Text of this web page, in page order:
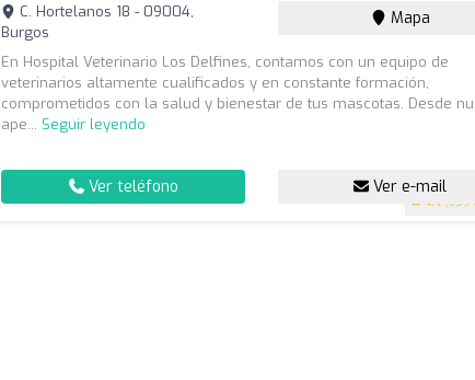
4.4 (359
C. Hortelanos 18 - 09004,
Burgos
Mapa
En Hospital Veterinario Los Delfines, contamos con un equipo de
veterinarios altamente cualificados y en constante formación,
comprometidos con la salud y bienestar de tus mascotas. Desde
ape... Seguir leyendo
Ver teléfono Ver e-mail